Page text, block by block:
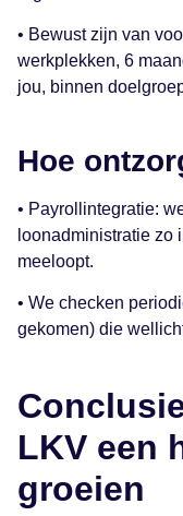
• Bewust zijn van
werkplekken, 6
jou, binnen
Hoe
• Payrollintegratie:
loonadministratie zo
meeloopt.
• We checken
gekomen) die
LKV een
groeien